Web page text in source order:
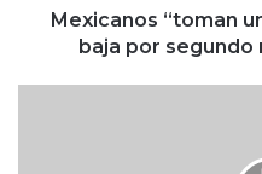
Mexicanos “toman
baja por segundo